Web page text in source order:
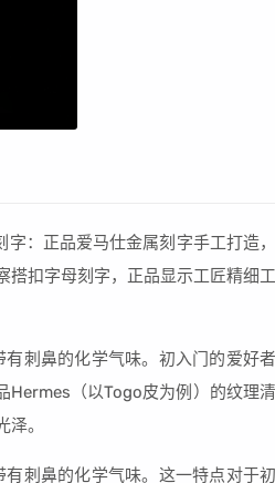
：正品爱马仕金属刻字手工打造，
搭扣字母刻字，正品显示工匠精细工
刺鼻的化学气味。初入门的爱好者
Hermes（以Togo皮为例）的纹理清
。
刺鼻的化学气味。这一特点对于初